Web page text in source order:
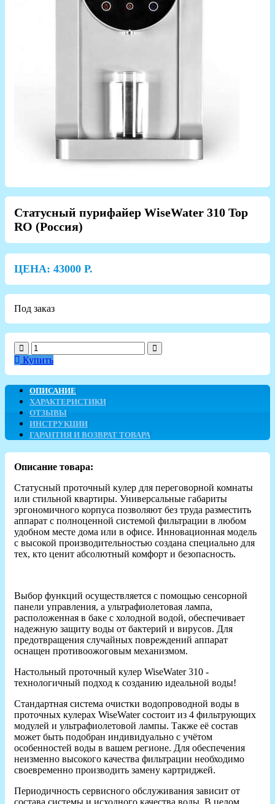
Статусный пурифайер WiseWater 310 Top
RO (Россия)
ЦЕНА: 43000 Р.
Под заказ
Купить
ОПИСАНИЕ
ХАРАКТЕРИСТИКИ
ОТЗЫВЫ
ИНСТРУКЦИИ
ГАРАНТИЯ И ВОЗВРАТ ТОВАРА
Описание товара:
Статусный проточный кулер для переговорной комнаты
или стильной квартиры. Универсальные габариты
эргономичного корпуса позволяют без труда разместить
аппарат с полноценной системой фильтрации в любом
удобном месте дома или в офисе. Инновационная модель
с высокой производительностью создана специально для
тех, кто ценит абсолютный комфорт и безопасность.
Выбор функций осуществляется с помощью сенсорной
панели управления, а ультрафиолетовая лампа,
расположенная в баке с холодной водой, обеспечивает
надежную защиту воды от бактерий и вирусов. Для
предотвращения случайных повреждений аппарат
оснащен противоожоговым механизмом.
Настольный проточный кулер WiseWater 310 -
технологичный подход к созданию идеальной воды!
Стандартная система очистки водопроводной воды в
проточных кулерах WiseWater состоит из 4 фильтрующих
модулей и ультрафиолетовой лампы. Также её состав
может быть подобран индивидуально с учётом
особенностей воды в вашем регионе. Для обеспечения
неизменно высокого качества фильтрации необходимо
своевременно производить замену картриджей.
Периодичность сервисного обслуживания зависит от
состава системы и исходного качества воды. В целом,